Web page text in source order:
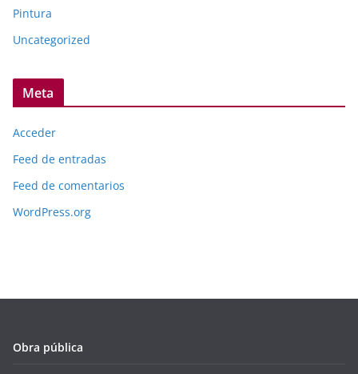
Pintura
Uncategorized
Meta
Acceder
Feed de entradas
Feed de comentarios
WordPress.org
Obra pública